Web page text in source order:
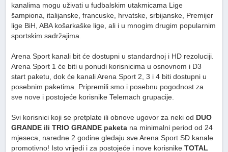
kanalima mogu uživati u fudbalskim utakmicama Lige
šampiona, italijanske, francuske, hrvatske, srbijanske, Premijer
lige BiH, ABA košarkaške lige, ali i u mnogim drugim popularnim
sportskim sadržajima.
Arena Sport kanali bit će dostupni u standardnoj i HD rezoluciji.
Arena Sport 1 će biti u ponudi korisnicima u osnovnom i D3
start paketu, dok će kanali Arena Sport 2, 3 i 4 biti dostupni u
posebnim paketima. Pripremili smo i posebnu pogodnost za
sve nove i postojeće korisnike Telemach grupacije.
Svi korisnici koji se pretplate ili obnove ugovor za neki od DUO
GRANDE ili TRIO GRANDE paketa na minimalni period od 24
mjeseca, naredne 2 godine gledaju sve Arena Sport SD kanale
promotivno! Isto vrijedi i za postojeće i nove korisnikeTOTAL